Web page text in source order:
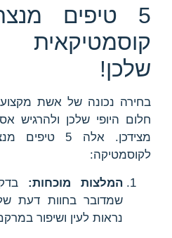
5 טיפים
שלכן!
בחירה נכונה של אשת
חלום היופי שלכן ולהרגיש
מצידכן. אלה
לקוסמטיקה:
המלצות מוכחות:
שמדובר בחוות דעת
נראות לעין ושיפור